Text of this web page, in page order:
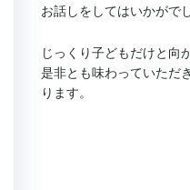
お話しをしてはいかがで
じっくり子どもだけと向
是非とも味わっていただ
ります。